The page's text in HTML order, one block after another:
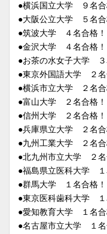
●横浜国立大学 ９名合
●大阪公立大学 ５名合
●筑波大学 ４名合格！
●金沢大学 ４名合格！
●お茶の水女子大学 ３
●東京外国語大学 ２名
●横浜市立大学 ２名合
●富山大学 ２名合格！
●信州大学 ２名合格！
●兵庫県立大学 ２名合
●九州工業大学 ２名合
●北九州市立大学 ２名
●福島県立医科大学 １
●群馬大学 １名合格！
●東京医科歯科大学 １
●愛知教育大学 １名合
●名古屋市立大学 １名